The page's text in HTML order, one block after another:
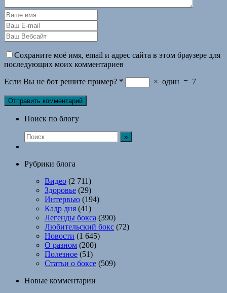
Сохраните моё имя, email и адрес сайта в этом браузере для
последующих моих комментариев
Если Вы не бот решите пример? * × один = 7
Поиск по блогу
Рубрики блога
Видео (2 711)
Здоровье (29)
Интервью (194)
Кадр дня (41)
Легенды бокса (390)
Любительский бокс (72)
Новости (1 645)
О разном (200)
Полезное (51)
Статьи о боксе (509)
Новые комментарии